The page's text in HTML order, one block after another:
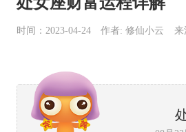
时间：2023-04-24 作者: 修仙小云